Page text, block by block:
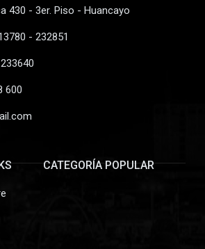
430 - 3er. Piso - Huancayo
- 232851
600
CATEGORÍA POPULAR